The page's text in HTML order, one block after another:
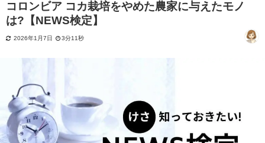
コロンビア コカ栽培をやめた農家に与えたモノ
は?【NEWS検定】
2026年1月7日 3分11秒